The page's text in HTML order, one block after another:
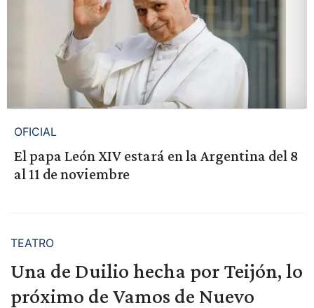
OFICIAL
El papa León XIV estará en la Argentina del 8
al 11 de noviembre
TEATRO
Una de Duilio hecha por Teijón, lo
próximo de Vamos de Nuevo